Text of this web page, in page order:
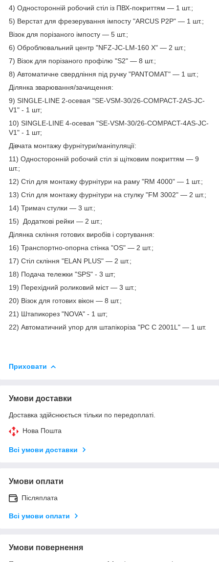
4) Односторонній робочий стіл із ПВХ-покриттям — 1 шт.;
5) Верстат для фрезерування імпосту "ARCUS P2P" — 1 шт.;
Візок для порізаного імпосту — 5 шт.;
6) Оброблювальний центр "NFZ-JC-LM-160 X" — 2 шт.;
7) Візок для порізаного профілю "S2" — 8 шт.;
8) Автоматичне свердління під ручку "PANTOMAT" — 1 шт.;
Ділянка зварювання/зачищення:
9) SINGLE-LINE 2-осевая "SE-VSM-30/26-COMPACT-2AS-JC-
V1" - 1 шт;
10) SINGLE-LINE 4-осевая "SE-VSM-30/26-COMPACT-4AS-JC-
V1" - 1 шт;
Дівчата монтажу фурнітури/маніпуляції:
11) Односторонній робочий стіл зі щітковим покриттям — 9
шт.;
12) Стіл для монтажу фурнітури на раму "RM 4000" — 1 шт.;
13) Стіл для монтажу фурнітури на стулку "FM 3002" — 2 шт.;
14) Тримач стулки — 3 шт.;
15) Додаткові рейки — 2 шт.;
Ділянка скління готових виробів і сортування:
16) Транспортно-опорна стінка "OS" — 2 шт.;
17) Стіл скління "ELAN PLUS" — 2 шт.;
18) Подача тележки "SPS" - 3 шт;
19) Перехідний роликовий міст — 3 шт.;
20) Візок для готових вікон — 8 шт.;
21) Штапикорез "NOVA" - 1 шт;
22) Автоматичний упор для штапікоріза "PC C 2001L" — 1 шт.
Приховати
Умови доставки
Доставка здійснюється тільки по передоплаті.
Нова Пошта
Всі умови доставки
Умови оплати
Післяплата
Всі умови оплати
Умови повернення